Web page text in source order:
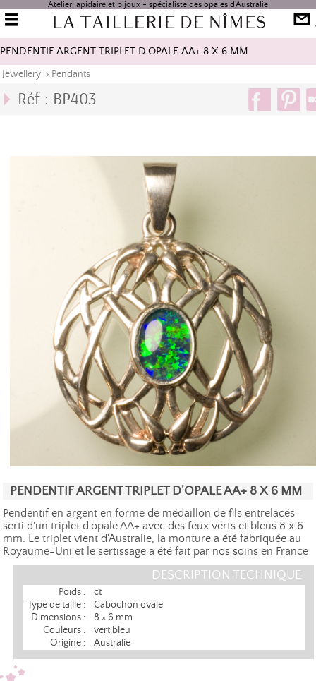
Atelier lapidaire et bijoux - spécialiste des opales d'Australie
PENDENTIF ARGENT TRIPLET D'OPALE AA+ 8 X 6 MM
Jewellery > Pendants
Réf : BP403
PENDENTIF ARGENT TRIPLET D'OPALE AA+ 8 X 6 MM
Pendentif en argent en forme de médaillon de fils entrelacés
serti d'un triplet d'opale AA+ avec des feux verts et bleus 8 x 6
mm. Le triplet vient d'Australie, la monture a été fabriquée au
Royaume-Uni et le sertissage a été fait par nos soins en France
DESCRIPTION TECHNIQUE
Poids :
ct
Type de taille :
Cabochon ovale
Dimensions :
8 × 6 mm
Couleurs :
vert,bleu
Origine :
Australie